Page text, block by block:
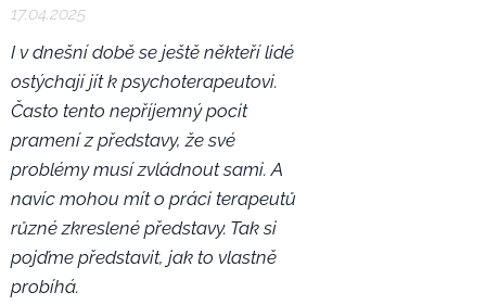
17.04.2025
I v dnešní době se ještě někteří lidé
ostýchají jít k psychoterapeutovi.
Často tento nepříjemný pocit
pramení z představy, že své
problémy musí zvládnout sami. A
navíc mohou mít o práci terapeutů
různé zkreslené představy. Tak si
pojďme představit, jak to vlastně
probíhá.